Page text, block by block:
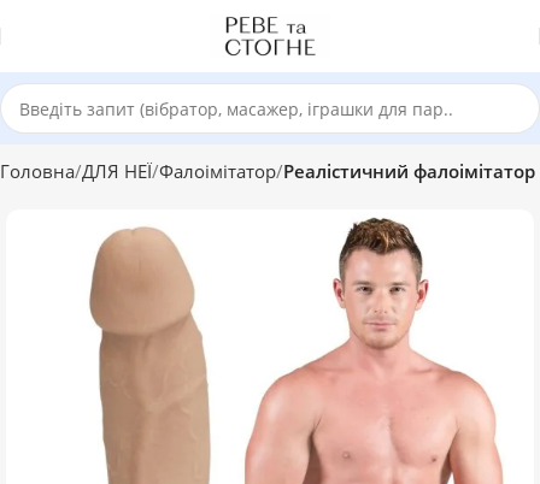
Головна ДЛЯ НЕЇ Фалоімітатор Реалістичний фалоімітатор